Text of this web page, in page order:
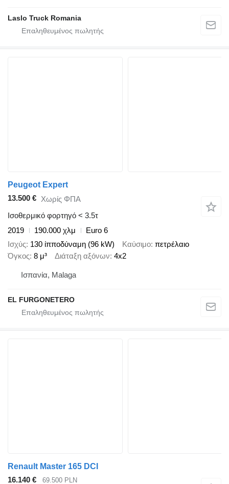
Laslo Truck Romania
Peugeot Expert
13.500 € Χωρίς ΦΠΑ
Ισοθερμικό φορτηγό < 3.5τ
2019
190.000 χλμ
Euro 6
Ισχύς 130 ίπποδύναμη (96 kW) Καύσιμο πετρέλαιο
Όγκος 8 μ³ Διάταξη αξόνων 4x2
Ισπανία, Malaga
EL FURGONETERO
Renault Master 165 DCI
16.140 €
69.500 PLN